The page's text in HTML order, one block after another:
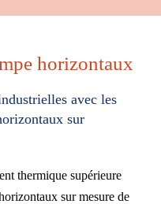
horizontaux
avec les
sur
thermique supérieure
sur mesure de